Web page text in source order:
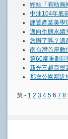
終結「有軌
中油104年底
建置產業美學
邁向生態永
您辦了嗎？遺
南台灣首座數
第60期重劃區
新光三越百貨
都會公園鄰近
第 - 1 2 3 4 56 7 8